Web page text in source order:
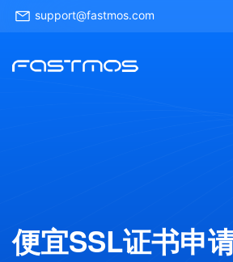
support@fastmos.com
便宜SSL证书申